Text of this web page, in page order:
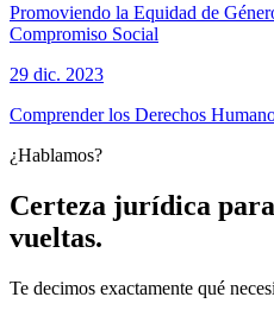
Promoviendo la Equidad de
Compromiso Social
29 dic. 2023
Comprender los Derechos
¿Hablamos?
Certeza jurídica
vueltas.
Te decimos exactamente qué